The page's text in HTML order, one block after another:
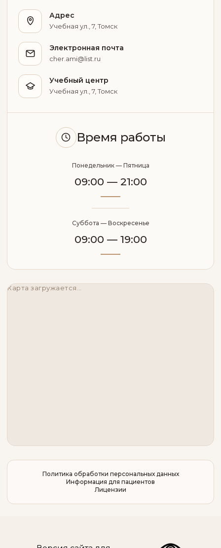
Адрес
Учебная ул., 7, Томск
Электронная почта
cher.ami@list.ru
Учебный центр
Учебная ул., 7, Томск
Время работы
Понедельник — Пятница
09:00 — 21:00
Суббота — Воскресенье
09:00 — 19:00
Карта загружается…
Политика обработки персональных данных
Информация для пациентов
Лицензии